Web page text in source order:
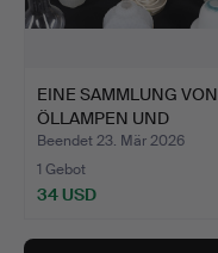
EINE SAMMLUNG VON
ÖLLAMPEN UND
SCHIRMEN.
Beendet 23. Mär 2026
1 Gebot
34 USD